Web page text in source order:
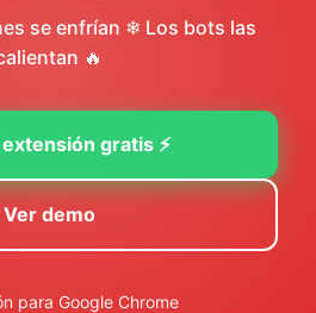
se enfrían ❄ Los bots las
🔥
gratis ⚡
Ver demo
para Google Chrome